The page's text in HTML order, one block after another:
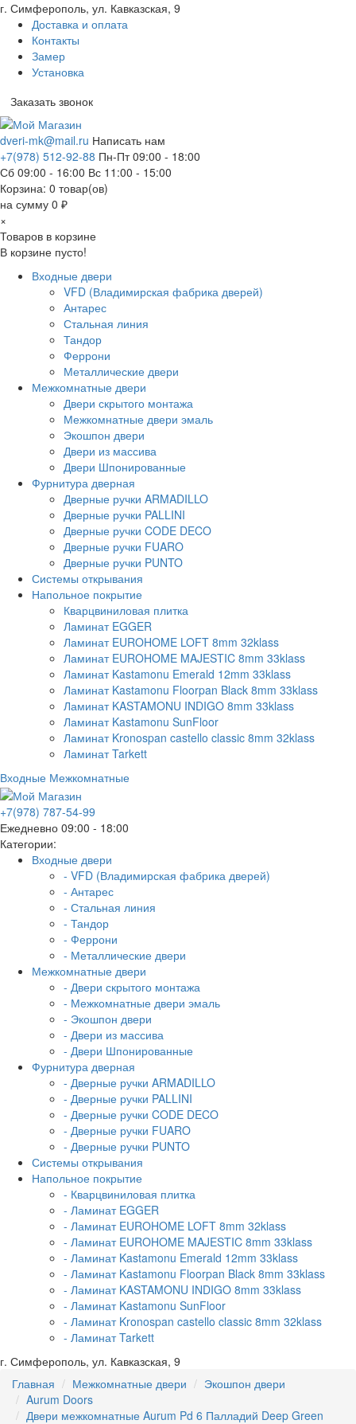
г. Симферополь, ул. Кавказская, 9
Доставка и оплата
Контакты
Замер
Установка
Заказать звонок
dveri-mk@mail.ru Написать нам
+7(978) 512-92-88 Пн-Пт 09:00 - 18:00
Сб 09:00 - 16:00 Вс 11:00 - 15:00
Корзина: 0 товар(ов)
на сумму 0 ₽
×
Товаров в корзине
В корзине пусто!
Входные двери
VFD (Владимирская фабрика дверей)
Антарес
Стальная линия
Тандор
Феррони
Металлические двери
Межкомнатные двери
Двери скрытого монтажа
Межкомнатные двери эмаль
Экошпон двери
Двери из массива
Двери Шпонированные
Фурнитура дверная
Дверные ручки ARMADILLO
Дверные ручки PALLINI
Дверные ручки CODE DECO
Дверные ручки FUARO
Дверные ручки PUNTO
Системы открывания
Напольное покрытие
Кварцвиниловая плитка
Ламинат EGGER
Ламинат EUROHOME LOFT 8mm 32klass
Ламинат EUROHOME MAJESTIC 8mm 33klass
Ламинат Kastamonu Emerald 12mm 33klass
Ламинат Kastamonu Floorpan Black 8mm 33klass
Ламинат KASTAMONU INDIGO 8mm 33klass
Ламинат Kastamonu SunFloor
Ламинат Kronospan castello classic 8mm 32klass
Ламинат Tarkett
Входные Межкомнатные
+7(978) 787-54-99
Ежедневно 09:00 - 18:00
Категории:
Входные двери
- VFD (Владимирская фабрика дверей)
- Антарес
- Стальная линия
- Тандор
- Феррони
- Металлические двери
Межкомнатные двери
- Двери скрытого монтажа
- Межкомнатные двери эмаль
- Экошпон двери
- Двери из массива
- Двери Шпонированные
Фурнитура дверная
- Дверные ручки ARMADILLO
- Дверные ручки PALLINI
- Дверные ручки CODE DECO
- Дверные ручки FUARO
- Дверные ручки PUNTO
Системы открывания
Напольное покрытие
- Кварцвиниловая плитка
- Ламинат EGGER
- Ламинат EUROHOME LOFT 8mm 32klass
- Ламинат EUROHOME MAJESTIC 8mm 33klass
- Ламинат Kastamonu Emerald 12mm 33klass
- Ламинат Kastamonu Floorpan Black 8mm 33klass
- Ламинат KASTAMONU INDIGO 8mm 33klass
- Ламинат Kastamonu SunFloor
- Ламинат Kronospan castello classic 8mm 32klass
- Ламинат Tarkett
г. Симферополь, ул. Кавказская, 9
Главная
Межкомнатные двери
Экошпон двери
Aurum Doors
Двери межкомнатные Aurum Pd 6 Палладий Deep Green